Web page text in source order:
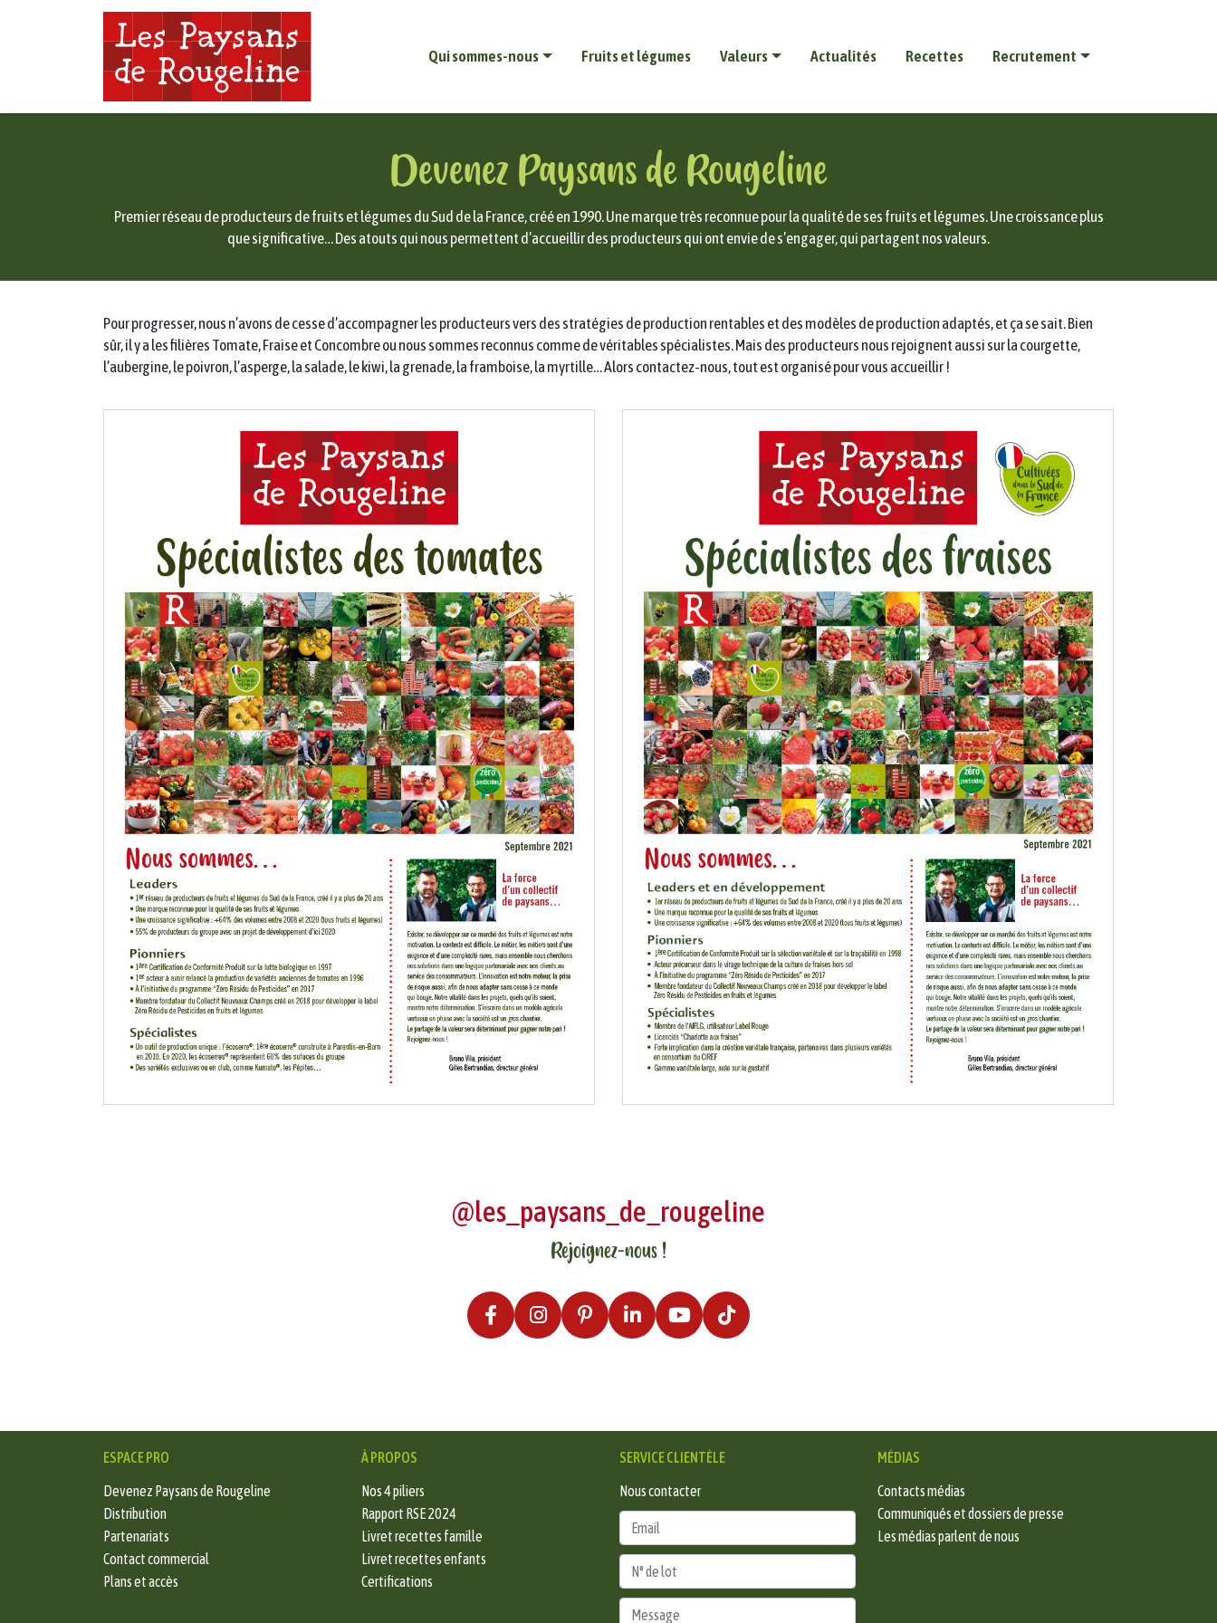
Qui sommes-nous Fruits et légumes Valeurs Actualités Recettes Recrutement
Devenez Paysans de Rougeline
Premier réseau de producteurs de fruits et légumes du Sud de la France, créé en 1990. Une marque très reconnue pour la qualité de ses fruits et légumes. Une croissance plus
que significative… Des atouts qui nous permettent d’accueillir des producteurs qui ont envie de s’engager, qui partagent nos valeurs.
Pour progresser, nous n’avons de cesse d’accompagner les producteurs vers des stratégies de production rentables et des modèles de production adaptés, et ça se sait. Bien
sûr, il y a les filières Tomate, Fraise et Concombre ou nous sommes reconnus comme de véritables spécialistes. Mais des producteurs nous rejoignent aussi sur la courgette,
l’aubergine, le poivron, l’asperge, la salade, le kiwi, la grenade, la framboise, la myrtille… Alors contactez-nous, tout est organisé pour vous accueillir !
@les_paysans_de_rougeline
Rejoignez-nous !
ESPACE PRO
Devenez Paysans de Rougeline
Distribution
Partenariats
Contact commercial
Plans et accès
À PROPOS
Nos 4 piliers
Rapport RSE 2024
Livret recettes famille
Livret recettes enfants
Certifications
SERVICE CLIENTÈLE
Nous contacter
MÉDIAS
Contacts médias
Communiqués et dossiers de presse
Les médias parlent de nous